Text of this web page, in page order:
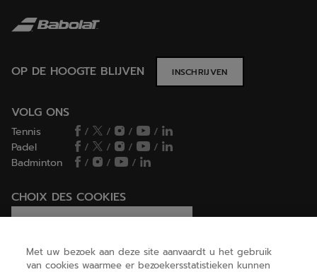
OP DE HOOGTE BLIJVEN INSCHRIJVEN
VOLG ONS
Tennis / / /
/
Padel
/ / /
/
Badminton
/ / /
CHOIX DES COOKIES
Ik stel cookies in/Ik weiger cookies
Met uw bezoek aan deze site aanvaardt u het gebruik
van cookies waarmee er bezoekersstatistieken kunnen